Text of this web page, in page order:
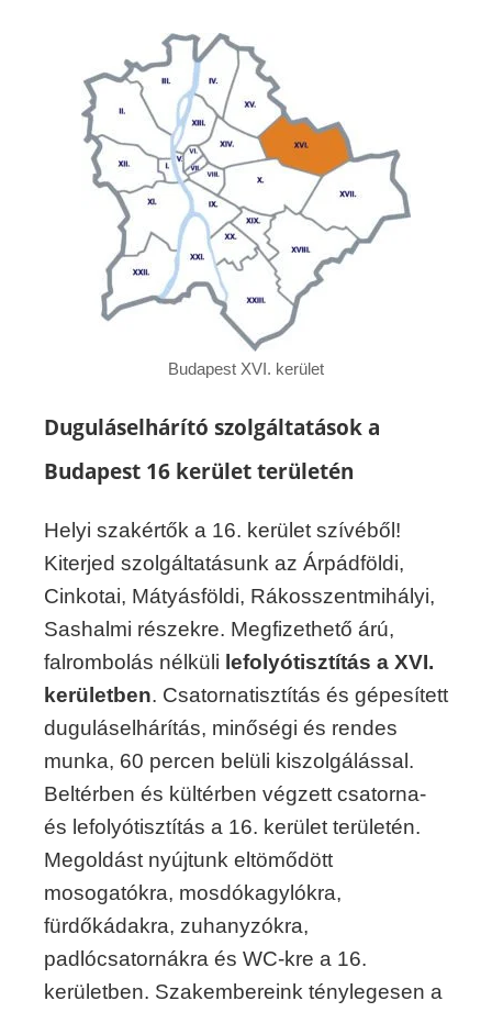
Budapest XVI. kerület
Duguláselhárító szolgáltatások a
Budapest 16 kerület területén
Helyi szakértők a 16. kerület szívéből!
Kiterjed szolgáltatásunk az Árpádföldi,
Cinkotai, Mátyásföldi, Rákosszentmihályi,
Sashalmi részekre. Megfizethető árú,
falrombolás nélküli lefolyótisztítás a XVI.
kerületben. Csatornatisztítás és gépesített
duguláselhárítás, minőségi és rendes
munka, 60 percen belüli kiszolgálással.
Beltérben és kültérben végzett csatorna-
és lefolyótisztítás a 16. kerület területén.
Megoldást nyújtunk eltömődött
mosogatókra, mosdókagylókra,
fürdőkádakra, zuhanyzókra,
padlócsatornákra és WC-kre a 16.
kerületben. Szakembereink ténylegesen a